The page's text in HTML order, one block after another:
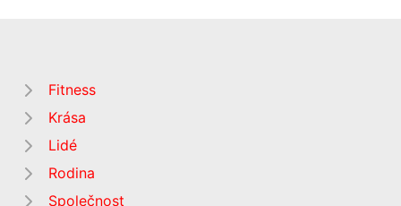
Fitness
Krása
Lidé
Rodina
Společnost